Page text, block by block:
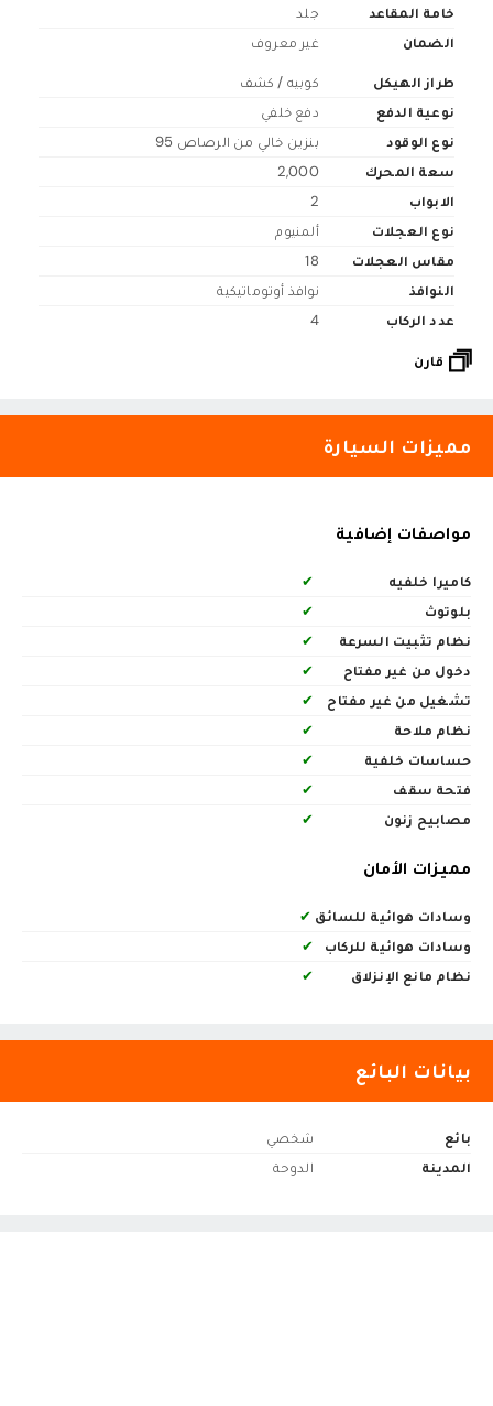
خامة المقاعد
جلد
الضمان
غير معروف
طراز الهيكل
كوبيه / كشف
نوعية الدفع
دفع خلفي
نوع الوقود
بنزين خالي من الرصاص 95
سعة المحرك
2,000
الابواب
2
نوع العجلات
ألمنيوم
مقاس العجلات
18
النوافذ
نوافذ أوتوماتيكية
عدد الركاب
4
قارن
مميزات السيارة
مواصفات إضافية
كاميرا خلفيه
✔
بلوتوث
✔
نظام تثبيت السرعة
✔
دخول من غير مفتاح
✔
تشغيل من غير مفتاح
✔
نظام ملاحة
✔
حساسات خلفية
✔
فتحة سقف
✔
مصابيح زنون
✔
مميزات الأمان
وسادات هوائية للسائق ✔
وسادات هوائية للركاب
✔
نظام مانع الإنزلاق
✔
بيانات البائع
بائع
شخصي
المدينة
الدوحة